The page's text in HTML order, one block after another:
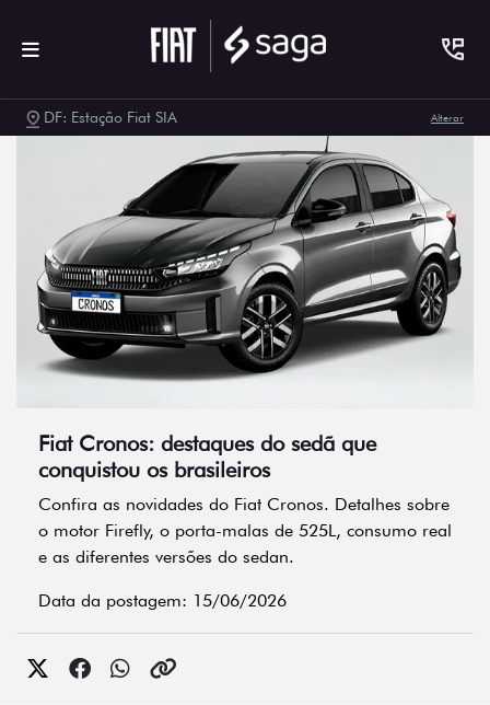
DF: Estação Fiat SIA Alterar
Fiat Cronos: destaques do sedã que
conquistou os brasileiros
Confira as novidades do Fiat Cronos. Detalhes sobre
o motor Firefly, o porta-malas de 525L, consumo real
e as diferentes versões do sedan.
Data da postagem: 15/06/2026